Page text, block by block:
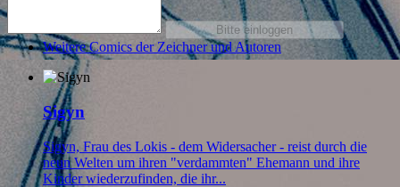
Weitere Comics der Zeichner und Autoren
Sigyn
Sigyn, Frau des Lokis - dem Widersacher - reist durch die
neun Welten um ihren "verdammten" Ehemann und ihre
Kinder wiederzufinden, die ihr...